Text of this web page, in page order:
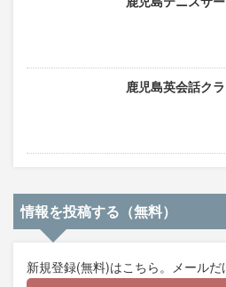
鹿児島英会話ク
情報を投稿する（無料）
新規登録(無料)はこちら。メール